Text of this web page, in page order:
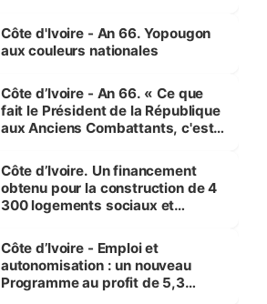
l'Etat de droit pour préserver les
vies humaines »
Côte d'Ivoire - An 66. Yopougon
aux couleurs nationales
Côte d’Ivoire - An 66. « Ce que
fait le Président de la République
aux Anciens Combattants, c'est
Côte d’Ivoire. Un financement
obtenu pour la construction de 4
300 logements sociaux et
et Yamoussoukro
Côte d’Ivoire - Emploi et
autonomisation : un nouveau
Programme au profit de 5,3